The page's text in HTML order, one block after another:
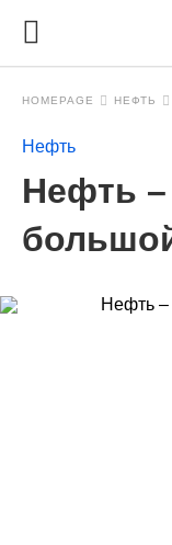
HOMEPAGE НЕФТЬ
Нефть
Нефть –